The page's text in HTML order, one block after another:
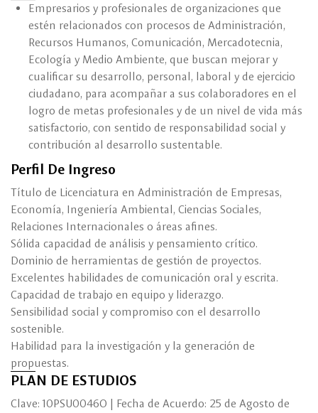
Empresarios y profesionales de organizaciones que
estén relacionados con procesos de Administración,
Recursos Humanos, Comunicación, Mercadotecnia,
Ecología y Medio Ambiente, que buscan mejorar y
cualificar su desarrollo, personal, laboral y de ejercicio
ciudadano, para acompañar a sus colaboradores en el
logro de metas profesionales y de un nivel de vida más
satisfactorio, con sentido de responsabilidad social y
contribución al desarrollo sustentable.
Perfil De Ingreso
Título de Licenciatura en Administración de Empresas,
Economía, Ingeniería Ambiental, Ciencias Sociales,
Relaciones Internacionales o áreas afines.
Sólida capacidad de análisis y pensamiento crítico.
Dominio de herramientas de gestión de proyectos.
Excelentes habilidades de comunicación oral y escrita.
Capacidad de trabajo en equipo y liderazgo.
Sensibilidad social y compromiso con el desarrollo
sostenible.
Habilidad para la investigación y la generación de
propuestas.
PLAN DE ESTUDIOS
Clave: 10PSU0046O | Fecha de Acuerdo: 25 de Agosto de